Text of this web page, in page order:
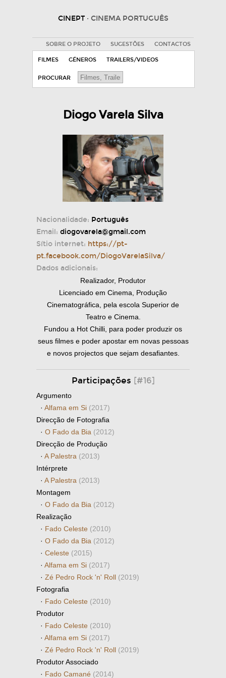
CINEPT · CINEMA PORTUGUÊS
SOBRE O PROJETO SUGESTÕES CONTACTOS
FILMES GÉNEROS TRAILERS/VIDEOS
PROCURAR
Diogo Varela Silva
Nacionalidade: Português
Email: diogovarela@gmail.com
Sítio internet: https://pt-
pt.facebook.com/DiogoVarelaSilva/
Dados adicionais:
Realizador, Produtor
Licenciado em Cinema, Produção
Cinematográfica, pela escola Superior de
Teatro e Cinema.
Fundou a Hot Chilli, para poder produzir os
seus filmes e poder apostar em novas pessoas
e novos projectos que sejam desafiantes.
Participações [#16]
Argumento
· Alfama em Si (2017)
Direcção de Fotografia
· O Fado da Bia (2012)
Direcção de Produção
· A Palestra (2013)
Intérprete
· A Palestra (2013)
Montagem
· O Fado da Bia (2012)
Realização
· Fado Celeste (2010)
· O Fado da Bia (2012)
· Celeste (2015)
· Alfama em Si (2017)
· Zé Pedro Rock 'n' Roll (2019)
Fotografia
· Fado Celeste (2010)
Produtor
· Fado Celeste (2010)
· Alfama em Si (2017)
· Zé Pedro Rock 'n' Roll (2019)
Produtor Associado
· Fado Camané (2014)